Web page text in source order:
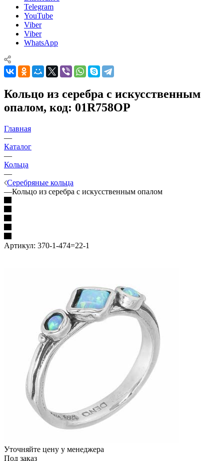
Telegram
YouTube
Viber
Viber
WhatsApp
Кольцо из серебра с искусственным
опалом, код: 01R758OP
Главная
—
Каталог
—
Кольца
—
Серебряные кольца
—Кольцо из серебра с искусственным опалом
Артикул: 370-1-474=22-1
Уточняйте цену у менеджера
Под заказ